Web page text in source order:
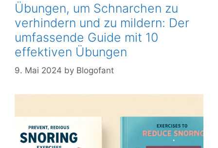
Übungen, um Schnarchen zu
verhindern und zu mildern: Der
umfassende Guide mit 10
effektiven Übungen
9. Mai 2024 by Blogofant